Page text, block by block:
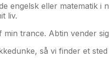
engelsk eller matematik
liv.
trance. Abtin vender
så vi finder et